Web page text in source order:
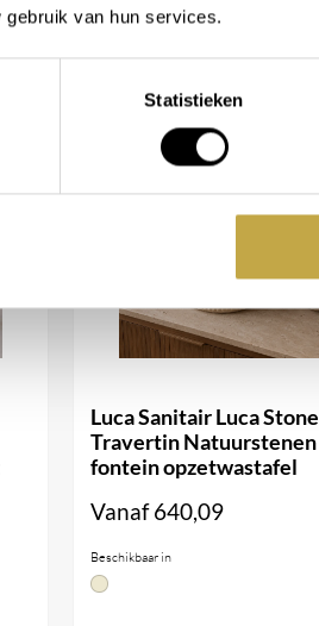
van hun services.
Statistieken
Luca Sanitair Luca Stone
Travertin Natuurstenen
fontein opzetwastafel
Vanaf640,09
Beschikbaar in